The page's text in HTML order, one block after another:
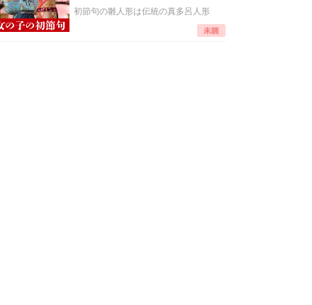
初節句の雛人形は伝統の真多呂人形